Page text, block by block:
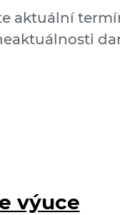
aktuální
výuce